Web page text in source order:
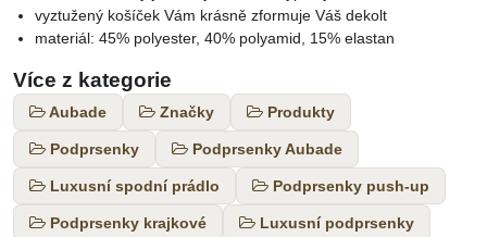
vyztužený košíček Vám krásně zformuje Váš dekolt
materiál: 45% polyester, 40% polyamid, 15% elastan
Více z kategorie
Aubade Značky Produkty
Podprsenky Podprsenky Aubade
Luxusní spodní prádlo Podprsenky push-up
Podprsenky krajkové Luxusní podprsenky